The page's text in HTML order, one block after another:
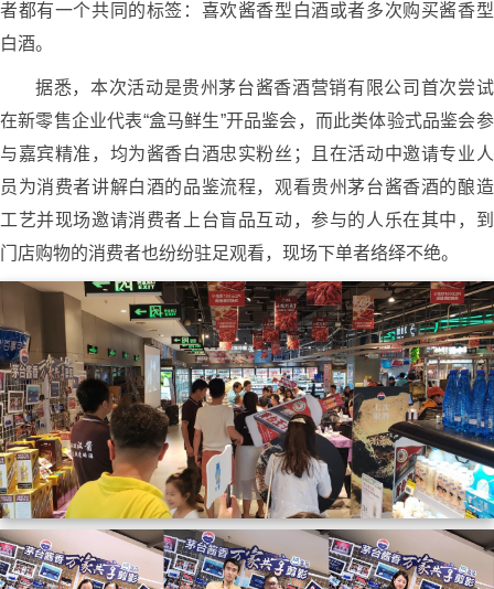
者都有一个共同的标签：喜欢酱香型白酒或者多次购买酱香型
白酒。
据悉，本次活动是贵州茅台酱香酒营销有限公司首次尝试
在新零售企业代表“盒马鲜生”开品鉴会，而此类体验式品鉴会参
与嘉宾精准，均为酱香白酒忠实粉丝；且在活动中邀请专业人
员为消费者讲解白酒的品鉴流程，观看贵州茅台酱香酒的酿造
工艺并现场邀请消费者上台盲品互动，参与的人乐在其中，到
门店购物的消费者也纷纷驻足观看，现场下单者络绎不绝。